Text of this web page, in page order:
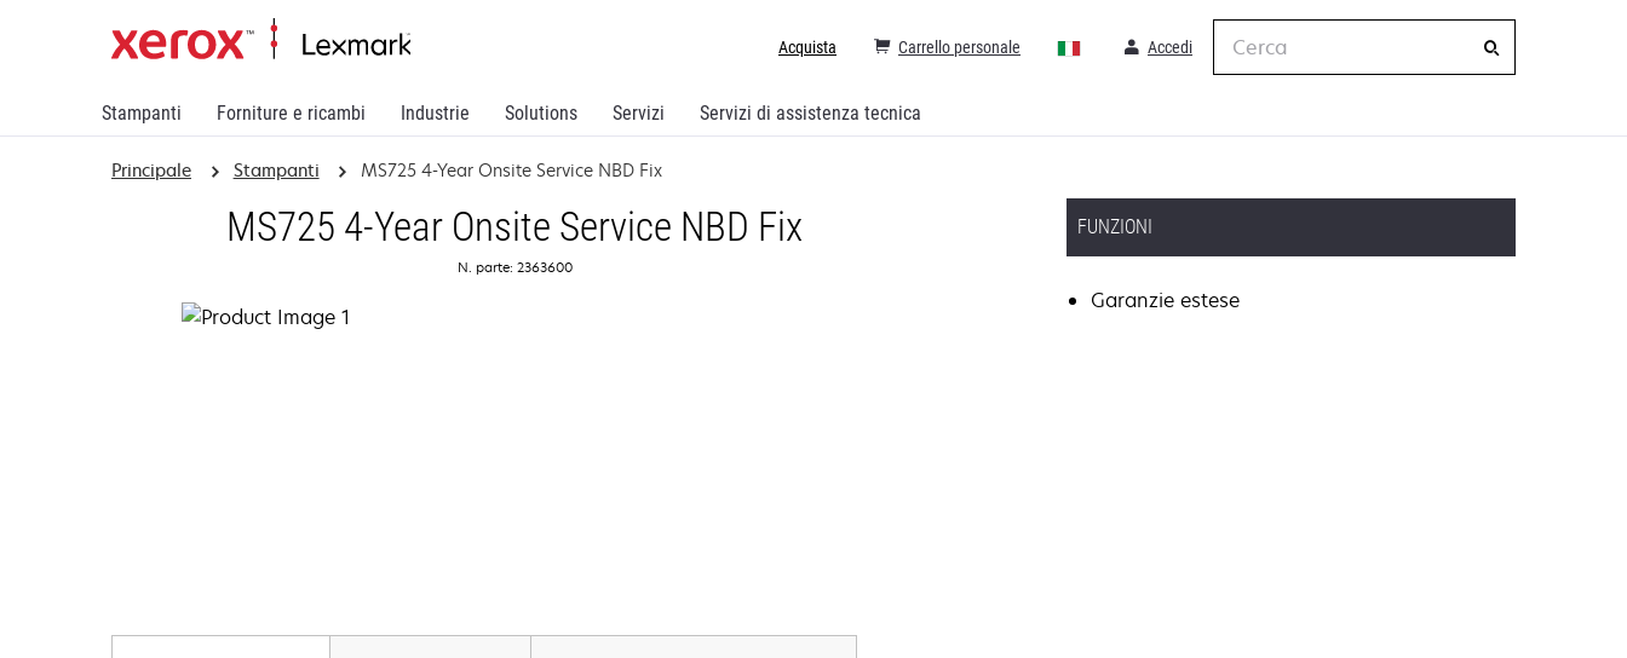
Stampanti Forniture e ricambi Industrie Solutions Servizi Servizi di assistenza tecnica
Accedi
Carrello personale
Acquista
Principale Stampanti MS725 4-Year Onsite Service NBD Fix
MS725 4-Year Onsite Service NBD Fix
N. parte: 2363600
FUNZIONI
Garanzie estese